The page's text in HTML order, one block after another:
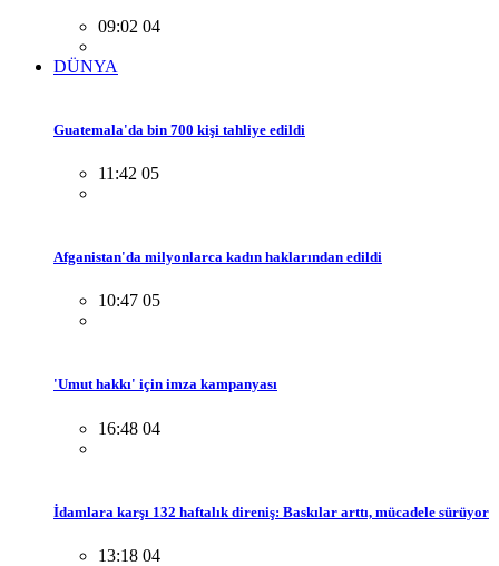
09:02 04
DÜNYA
Guatemala'da bin 700 kişi tahliye edildi
11:42 05
Afganistan'da milyonlarca kadın haklarından edildi
10:47 05
'Umut hakkı' için imza kampanyası
16:48 04
İdamlara karşı 132 haftalık direniş: Baskılar arttı, mücadele sürüyor
13:18 04